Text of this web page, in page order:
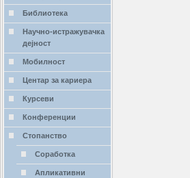
Библиотека
Научно-истражувачка
дејност
Мобилност
Центар за кариера
Курсеви
Конференции
Стопанство
Соработка
Апликативни